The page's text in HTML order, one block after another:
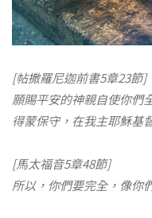
[帖撒羅尼迦前書5章23節]
願賜平安的神親自使你們
得蒙保守，在我主耶穌基
[馬太福音5章48節]
所以，你們要完全，像你